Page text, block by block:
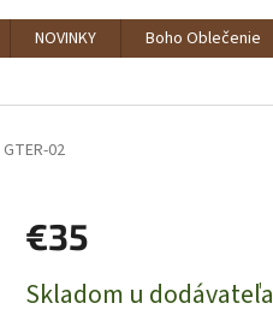
NOVINKY Boho Oblečenie
GTER-02
€35
cena:
Skladom u dodávateľa